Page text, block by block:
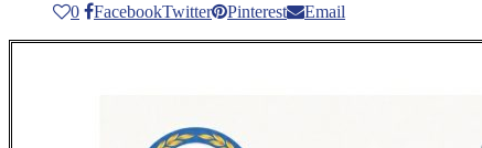
0 FacebookTwitter Pinterest Email